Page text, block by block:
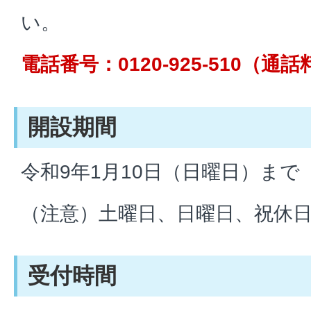
い。
電話番号：0120-925-510（通話
開設期間
令和9年1月10日（日曜日）まで
（注意）土曜日、日曜日、祝休
受付時間